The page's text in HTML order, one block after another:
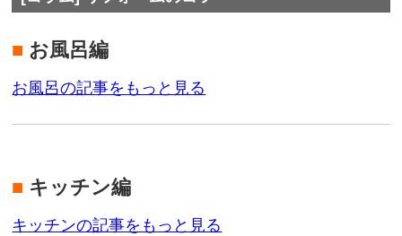
■ お風呂編
お風呂の記事をもっと見る
■ キッチン編
キッチンの記事をもっと見る